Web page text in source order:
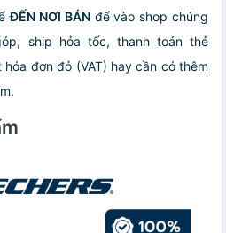
ĐẾN NƠI BÁNđể vào shop chúng
ship hỏa tốc, thanh toán thẻ
đơn đỏ (VAT) hay cần có thêm